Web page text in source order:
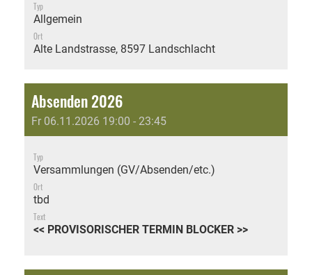
Typ
Allgemein
Ort
Alte Landstrasse, 8597 Landschlacht
Absenden 2026
Fr 06.11.2026 19:00 - 23:45
Typ
Versammlungen (GV/Absenden/etc.)
Ort
tbd
Text
<< PROVISORISCHER TERMIN BLOCKER >>